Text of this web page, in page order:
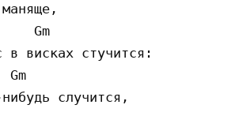
Gm
в висках стучится:
случится,